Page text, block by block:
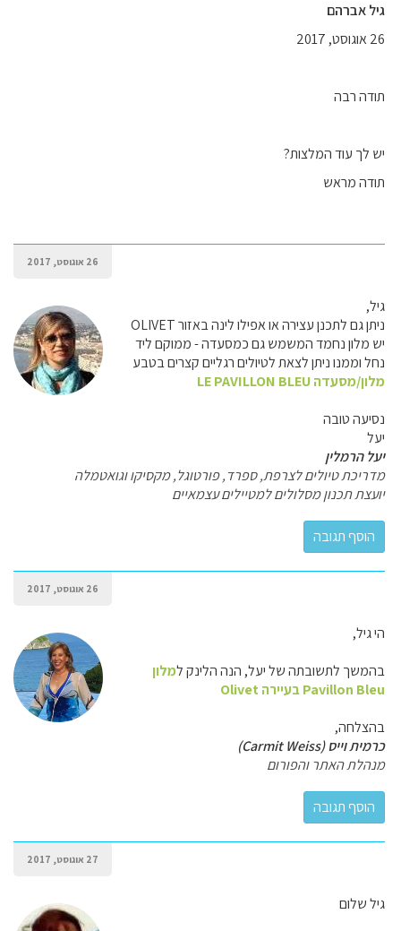
גיל אברהם
26 אוגוסט, 2017
תודה רבה
יש לך עוד המלצות?
תודה מראש
26 אוגוסט, 2017
גיל,
ניתן גם לתכנן עצירה או אפילו לינה באזור OLIVET
יש מלון נחמד המשמש גם כמסעדה - ממוקם ליד
נחל וממנו ניתן לצאת לטיולים רגליים קצרים בטבע
מלון/מסעדה LE PAVILLON BLEU
נסיעה טובה
יעל
יעל הרמלין
מדריכת טיולים לצרפת, ספרד, פורטוגל, מקסיקו וגואטמלה
יועצת תכנון מסלולים למטיילים עצמאיים
26 אוגוסט, 2017
הי גיל,
בהמשך לתשובתה של יעל, הנה הלינק למלון
Pavillon Bleu בעיירה Olivet
בהצלחה,
כרמית וייס (Carmit Weiss)
מנהלת האתר והפורום
27 אוגוסט, 2017
גיל שלום